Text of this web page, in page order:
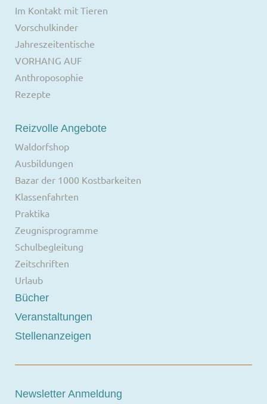
Im Kontakt mit Tieren
Vorschulkinder
Jahreszeitentische
VORHANG AUF
Anthroposophie
Rezepte
Reizvolle Angebote
Waldorfshop
Ausbildungen
Bazar der 1000 Kostbarkeiten
Klassenfahrten
Praktika
Zeugnisprogramme
Schulbegleitung
Zeitschriften
Urlaub
Bücher
Veranstaltungen
Stellenanzeigen
Newsletter Anmeldung